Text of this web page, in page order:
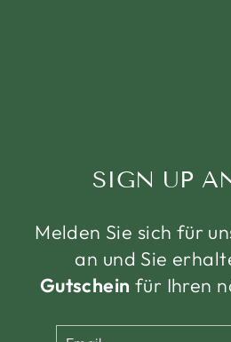
SIGN UP
Melden Sie sich für
an und Sie
Gutschein für Ihren